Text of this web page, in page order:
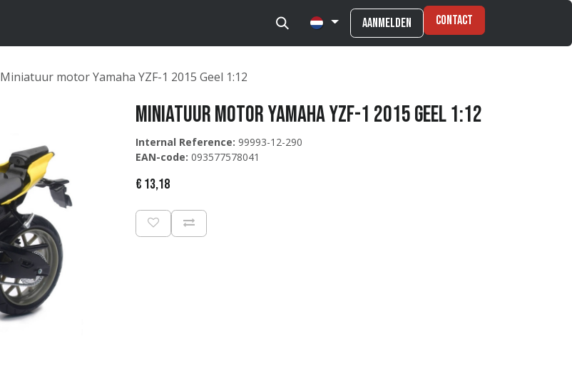
Aanmelden Contact
Miniatuur motor Yamaha YZF-1 2015 Geel 1:12
Miniatuur motor Yamaha YZF-1 2015 Geel 1:12
Internal Reference: 99993-12-290
EAN-code: 093577578041
€ 13,18